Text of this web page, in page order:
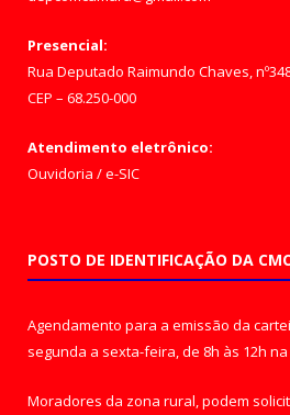
Presencial:
Rua Deputado Raimundo Chaves,
CEP – 68.250-000
Atendimento eletrônico:
Ouvidoria /e-SIC
POSTO DE IDENTIFICAÇÃO DA
Agendamento para a emissão da
segunda a sexta-feira, de 8h às 12h
Moradores da zona rural, podem